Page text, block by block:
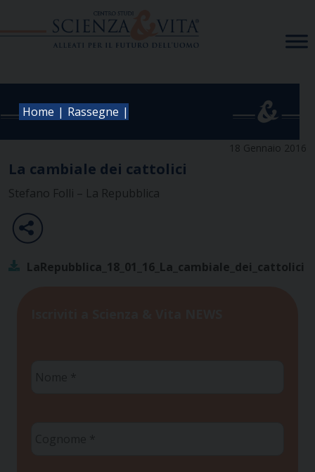
Home | Rassegne |
18 Gennaio 2016
La cambiale dei cattolici
Stefano Folli – La Repubblica
LaRepubblica_18_01_16_La_cambiale_dei_cattolici